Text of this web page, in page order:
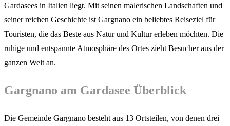
Gardasees in Italien liegt. Mit seinen malerischen Landschaften und
seiner reichen Geschichte ist Gargnano ein beliebtes Reiseziel für
Touristen, die das Beste aus Natur und Kultur erleben möchten. Die
ruhige und entspannte Atmosphäre des Ortes zieht Besucher aus der
ganzen Welt an.
Gargnano am Gardasee Überblick
Die Gemeinde Gargnano besteht aus 13 Ortsteilen, von denen drei